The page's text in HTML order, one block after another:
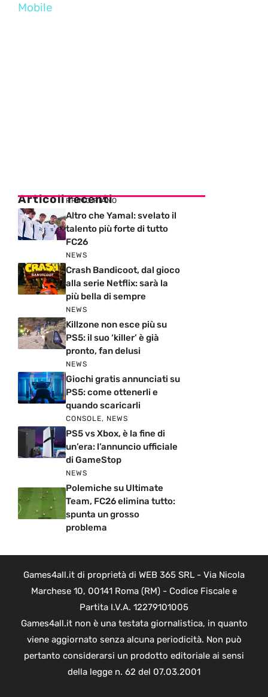
Mobile
Articoli recenti
PRIMO PIANO
Altro che Yamal: svelato il
talento più forte di tutto
FC26
NEWS
Crash Bandicoot, dal gioco
alla serie Netflix: sarà la
più bella di sempre
NEWS
Killzone non esce più su
PS5: il suo ‘killer’ è già
pronto, fan delusi
NEWS
Giochi gratis annunciati su
PS5: come ottenerli e
quando scaricarli
CONSOLE, NEWS
PS5 vs Xbox, è la fine di
un’era: l’annuncio ufficiale
di GameStop
NEWS
Polemiche su Ultimate
Team, FC26 elimina tutto:
spunta un grosso
problema
Games4all.it di proprietà di WEB 365 SRL - Via Nicola
Marchese 10, 00141 Roma (RM) - Codice Fiscale e
Partita I.V.A. 12279101005
Games4all.it non è una testata giornalistica, in quanto
viene aggiornato senza alcuna periodicità. Non può
pertanto considerarsi un prodotto editoriale ai sensi
della legge n. 62 del 07.03.2001